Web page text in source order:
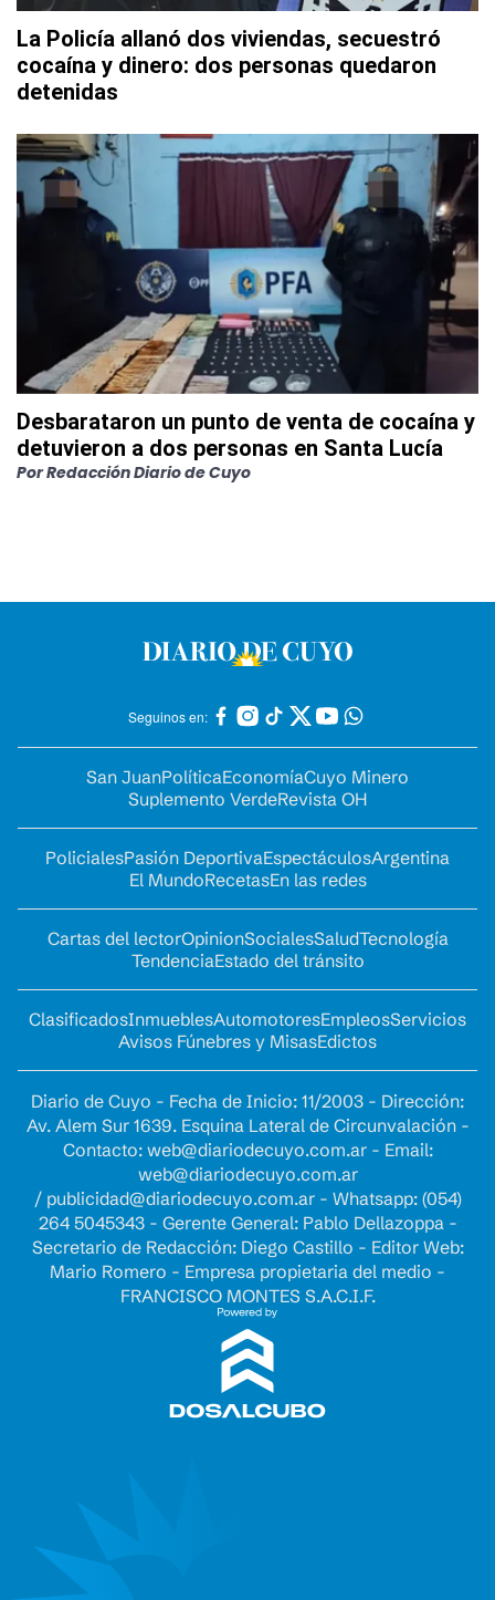
La Policía allanó dos viviendas, secuestró
cocaína y dinero: dos personas quedaron
detenidas
Desbarataron un punto de venta de cocaína y
detuvieron a dos personas en Santa Lucía
PorRedacción Diario de Cuyo
Seguinos en:
San JuanPolíticaEconomíaCuyo Minero
Suplemento VerdeRevista OH
PolicialesPasión DeportivaEspectáculosArgentina
El MundoRecetasEn las redes
Cartas del lectorOpinionSocialesSaludTecnología
TendenciaEstado del tránsito
ClasificadosInmueblesAutomotoresEmpleosServicios
Avisos Fúnebres y MisasEdictos
Diario de Cuyo - Fecha de Inicio: 11/2003 - Dirección:
Av. Alem Sur 1639. Esquina Lateral de Circunvalación -
Contacto: web@diariodecuyo.com.ar- Email:
web@diariodecuyo.com.ar
/ publicidad@diariodecuyo.com.ar- Whatsapp: (054)
264 5045343 - Gerente General: Pablo Dellazoppa -
Secretario de Redacción: Diego Castillo - Editor Web:
Mario Romero - Empresa propietaria del medio -
FRANCISCO MONTES S.A.C.I.F.